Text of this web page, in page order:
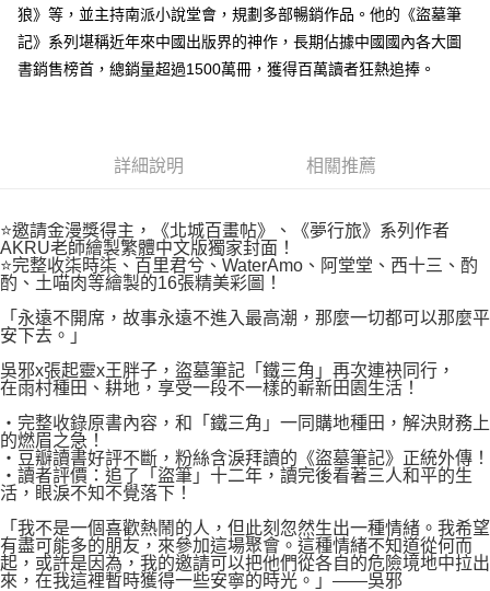
是否繳費成功／繳費後需取消欲退款等相關疑問，請聯繫「AFTEE先享後付
【注意事項】
https://aftee.tw/terms/#terms3
任。
４．使用「AFTEE先享後付」時，將依據個別帳號之用戶狀況，依本公司即
時審查核予不同之上限額度；若仍有額度不足之情形，本公司將視審查結果
請求用戶進行身份認證。
恩沛科技股份有限公司將有權停止該用戶之使用額度並採取法律行動。
每筆NT$80，滿NT$500(含以上)免運費
7-11取貨付款
每筆NT$80，滿NT$500(含以上)免運費
每筆NT$100，滿NT$800(含以上)免運費
國家/地區配送 查看運費
狼》等，並主持南派小說堂會，規劃多部暢銷作品。他的《盜墓筆
記》系列堪稱近年來中國出版界的神作，長期佔據中國國內各大圖
書銷售榜首，總銷量超過1500萬冊，獲得百萬讀者狂熱追捧。
詳細說明 相關推薦
⭐邀請金漫獎得主，《北城百畫帖》、《夢行旅》系列作者
AKRU老師繪製繁體中文版獨家封面！
⭐完整收柒時柒、百里君兮、WaterAmo、阿堂堂、西十三、酌
酌、土喵肉等繪製的16張精美彩圖！
「永遠不開席，故事永遠不進入最高潮，那麼一切都可以那麼平
安下去。」
吳邪x張起靈x王胖子，盜墓筆記「鐵三角」再次連袂同行，
在雨村種田、耕地，享受一段不一樣的嶄新田園生活！
‧完整收錄原書內容，和「鐵三角」一同購地種田，解決財務上
的燃眉之急！
‧豆瓣讀書好評不斷，粉絲含淚拜讀的《盜墓筆記》正統外傳！
‧讀者評價：追了「盜筆」十二年，讀完後看著三人和平的生
活，眼淚不知不覺落下！
「我不是一個喜歡熱鬧的人，但此刻忽然生出一種情緒。我希望
有盡可能多的朋友，來參加這場聚會。這種情緒不知道從何而
起，或許是因為，我的邀請可以把他們從各自的危險境地中拉出
來，在我這裡暫時獲得一些安寧的時光。」——吳邪